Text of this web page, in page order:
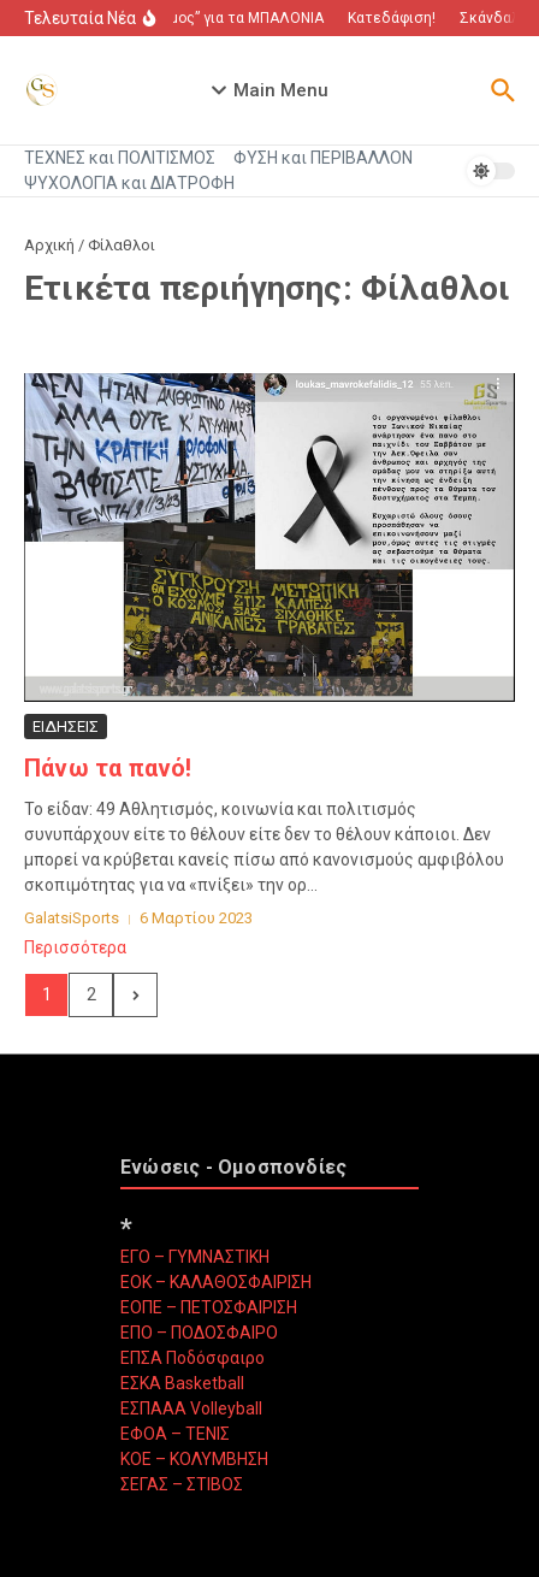
Μετάβαση στο περιεχόμενο
Τελευταία Νέα“Πόλεμος” για τα ΜΠΑΛΟΝΙΑ Κατεδάφιση! Σκάνδαλο
Main Menu
ΤΕΧΝΕΣ και ΠΟΛΙΤΙΣΜΟΣ
ΦΥΣΗ και ΠΕΡΙΒΑΛΛΟΝ
ΨΥΧΟΛΟΓΙΑ και ΔΙΑΤΡΟΦΗ
Αρχική / Φίλαθλοι
Ετικέτα περιήγησης: Φίλαθλοι
ΕΙΔΗΣΕΙΣ
Πάνω τα πανό!
Το είδαν: 49 Αθλητισμός, κοινωνία και πολιτισμός
συνυπάρχουν είτε το θέλουν είτε δεν το θέλουν κάποιοι. Δεν
μπορεί να κρύβεται κανείς πίσω από κανονισμούς αμφιβόλου
σκοπιμότητας για να «πνίξει» την ορ...
GalatsiSports 6 Μαρτίου 2023
Περισσότερα
1 2
Ενώσεις - Ομοσπονδίες
*
ΕΓΟ – ΓΥΜΝΑΣΤΙΚΗ
ΕΟΚ – ΚΑΛΑΘΟΣΦΑΙΡΙΣΗ
ΕΟΠΕ – ΠΕΤΟΣΦΑΙΡΙΣΗ
ΕΠΟ – ΠΟΔΟΣΦΑΙΡΟ
ΕΠΣΑ Ποδόσφαιρο
ΕΣΚΑ Basketball
ΕΣΠΑΑΑ Volleyball
ΕΦΟΑ – ΤΕΝΙΣ
ΚΟΕ – ΚΟΛΥΜΒΗΣΗ
ΣΕΓΑΣ – ΣΤΙΒΟΣ